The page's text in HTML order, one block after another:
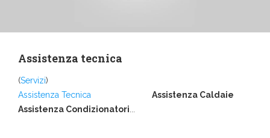
Assistenza tecnica
(Servizi)
Assistenza Tecnica
Assistenza Caldaie
Assistenza Condizionatori